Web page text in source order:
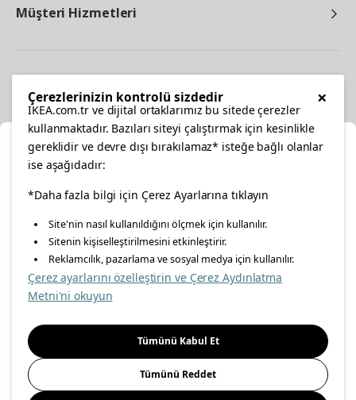
Müşteri Hizmetleri
facebooktwitterinstagrampinterestyoutube
linkedin
Enerji Politikası Bilgi Güvenliği Politikası
Gıda Güvenliği Politikası
Önemli Bilgilendirme İnternet Sitesi Gizlilik Politikası
Kişisel Verilerin Korunması
Konumunuzu Seçin
İnternetten vereceğiniz siparişlerinizde size özel hizmet ve
içerikleri görebilmek için lütfen konumuzu seçin.
İl seçiniz
Seçiniz
×
Çerezlerinizin kontrolü sizdedir
IKEA.com.tr ve dijital ortaklarımız bu sitede çerezler
kullanmaktadır. Bazıları siteyi çalıştırmak için kesinlikle
gereklidir ve devre dışı bırakılamaz* isteğe bağlı olanlar
ise aşağıdadır:
*Daha fazla bilgi için Çerez Ayarlarına tıklayın
Site'nin nasıl kullanıldığını ölçmek için kullanılır.
Sitenin kişiselleştirilmesini etkinleştirir.
Reklamcılık, pazarlama ve sosyal medya için kullanılır.
Çerez ayarlarını özelleştirin ve Çerez Aydınlatma
Metni'ni okuyun
Tümünü Kabul Et
Tümünü Reddet